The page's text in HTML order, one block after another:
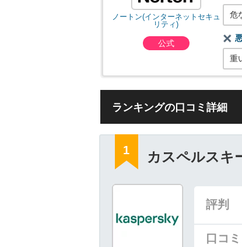
ノートン(インターネットセキュ
リティ)
公式
危
重
ランキングの口コミ詳細
カスペルスキ
評判
口コミ